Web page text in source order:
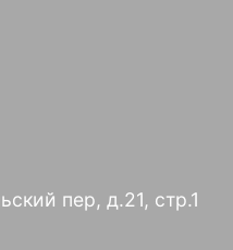
пер, д.21, стр.1